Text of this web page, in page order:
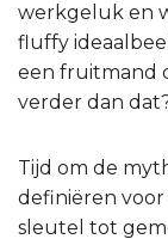
werkgeluk en
fluffy
een fruitmand
verder dan
Tijd om de
definiëren
sleutel tot